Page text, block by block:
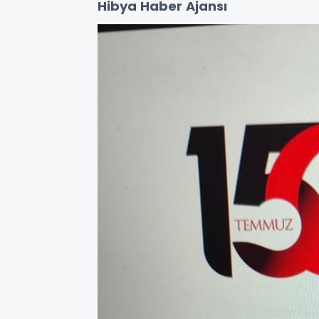
Hibya Haber Ajansı